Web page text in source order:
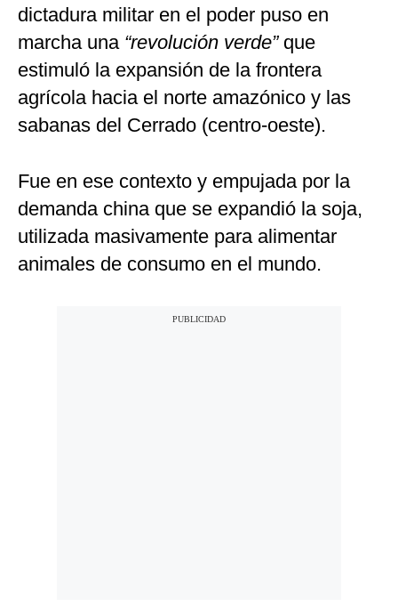
dictadura militar en el poder puso en
marcha una “revolución verde”que
estimuló la expansión de la frontera
agrícola hacia el norte amazónico y las
sabanas del Cerrado (centro-oeste).
Fue en ese contexto y empujada por la
demanda china que se expandió la soja,
utilizada masivamente para alimentar
animales de consumo en el mundo.